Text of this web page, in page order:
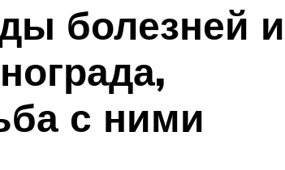
болезней и
с ними